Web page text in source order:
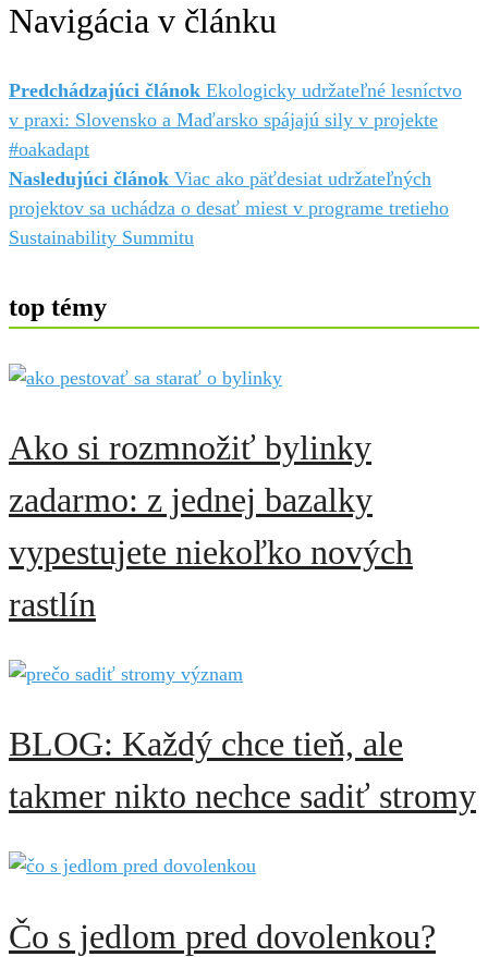
Navigácia v článku
Predchádzajúci článok Ekologicky udržateľné lesníctvo
v praxi: Slovensko a Maďarsko spájajú sily v projekte
#oakadapt
Nasledujúci článok Viac ako päťdesiat udržateľných
projektov sa uchádza o desať miest v programe tretieho
Sustainability Summitu
top témy
Ako si rozmnožiť bylinky
zadarmo: z jednej bazalky
vypestujete niekoľko nových
rastlín
BLOG: Každý chce tieň, ale
takmer nikto nechce sadiť stromy
Čo s jedlom pred dovolenkou?